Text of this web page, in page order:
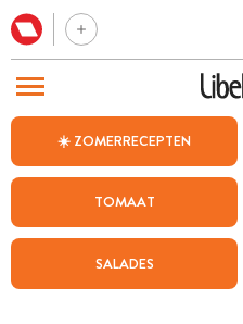
☀️ ZOMERRECEPTEN
TOMAAT
SALADES
BEZOEK ONZE ANDERE WEBSITES
WEEKMENU
CHAT MET MAIA